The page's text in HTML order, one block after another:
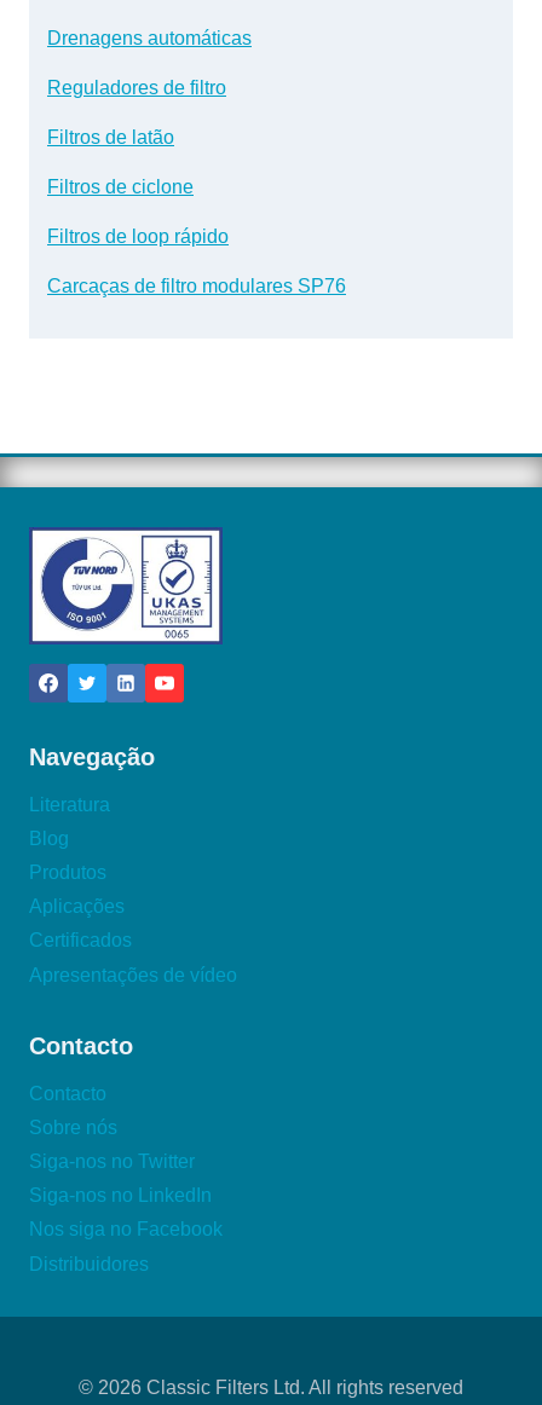
Drenagens automáticas
Reguladores de filtro
Filtros de latão
Filtros de ciclone
Filtros de loop rápido
Carcaças de filtro modulares SP76
Navegação
Literatura
Blog
Produtos
Aplicações
Certificados
Apresentações de vídeo
Contacto
Contacto
Sobre nós
Siga-nos no Twitter
Siga-nos no LinkedIn
Nos siga no Facebook
Distribuidores
© 2026 Classic Filters Ltd. All rights reserved